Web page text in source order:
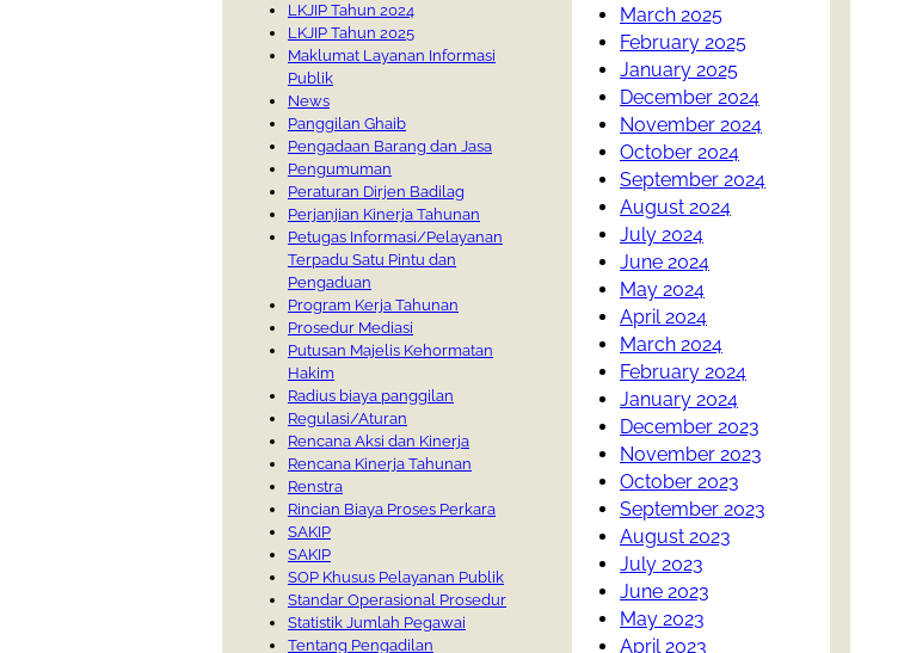
LKJIP Tahun 2024
LKJIP Tahun 2025
Maklumat Layanan Informasi
Publik
News
Panggilan Ghaib
Pengadaan Barang dan Jasa
Pengumuman
Peraturan Dirjen Badilag
Perjanjian Kinerja Tahunan
Petugas Informasi/Pelayanan
Terpadu Satu Pintu dan
Pengaduan
Program Kerja Tahunan
Prosedur Mediasi
Putusan Majelis Kehormatan
Hakim
Radius biaya panggilan
Regulasi/Aturan
Rencana Aksi dan Kinerja
Rencana Kinerja Tahunan
Renstra
Rincian Biaya Proses Perkara
SAKIP
SAKIP
SOP Khusus Pelayanan Publik
Standar Operasional Prosedur
Statistik Jumlah Pegawai
Tentang Pengadilan
March 2025
February 2025
January 2025
December 2024
November 2024
October 2024
September 2024
August 2024
July 2024
June 2024
May 2024
April 2024
March 2024
February 2024
January 2024
December 2023
November 2023
October 2023
September 2023
August 2023
July 2023
June 2023
May 2023
April 2023